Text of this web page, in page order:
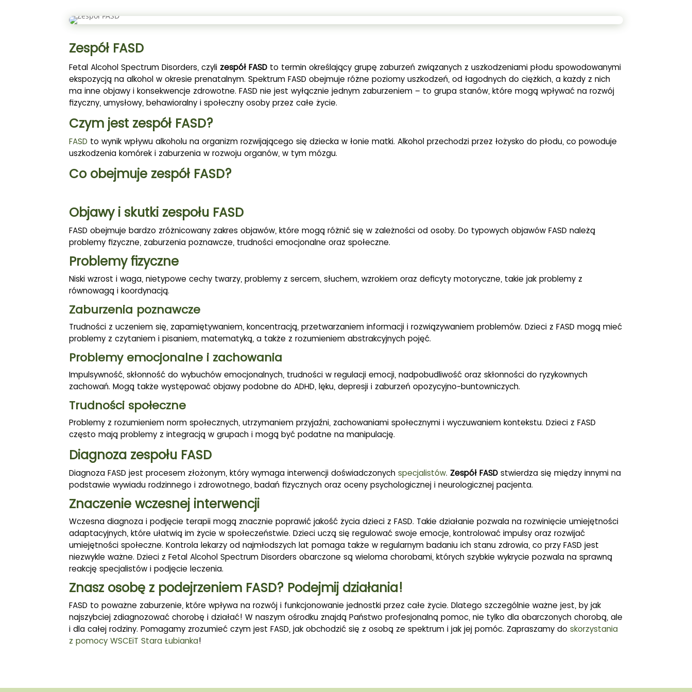
Zespół FASD
Fetal Alcohol Spectrum Disorders, czyli zespół FASD to termin określający grupę zaburzeń związanych z uszkodzeniami płodu spowodowanymi
ekspozycją na alkohol w okresie prenatalnym. Spektrum FASD obejmuje różne poziomy uszkodzeń, od łagodnych do ciężkich, a każdy z nich
ma inne objawy i konsekwencje zdrowotne. FASD nie jest wyłącznie jednym zaburzeniem – to grupa stanów, które mogą wpływać na rozwój
fizyczny, umysłowy, behawioralny i społeczny osoby przez całe życie.
Czym jest zespół FASD?
FASD to wynik wpływu alkoholu na organizm rozwijającego się dziecka w łonie matki. Alkohol przechodzi przez łożysko do płodu, co powoduje
uszkodzenia komórek i zaburzenia w rozwoju organów, w tym mózgu.
Co obejmuje zespół FASD?
Objawy i skutki zespołu FASD
FASD obejmuje bardzo zróżnicowany zakres objawów, które mogą różnić się w zależności od osoby. Do typowych objawów FASD należą
problemy fizyczne, zaburzenia poznawcze, trudności emocjonalne oraz społeczne.
Problemy fizyczne
Niski wzrost i waga, nietypowe cechy twarzy, problemy z sercem, słuchem, wzrokiem oraz deficyty motoryczne, takie jak problemy z
równowagą i koordynacją.
Zaburzenia poznawcze
Trudności z uczeniem się, zapamiętywaniem, koncentracją, przetwarzaniem informacji i rozwiązywaniem problemów. Dzieci z FASD mogą mieć
problemy z czytaniem i pisaniem, matematyką, a także z rozumieniem abstrakcyjnych pojęć.
Problemy emocjonalne i zachowania
Impulsywność, skłonność do wybuchów emocjonalnych, trudności w regulacji emocji, nadpobudliwość oraz skłonności do ryzykownych
zachowań. Mogą także występować objawy podobne do ADHD, lęku, depresji i zaburzeń opozycyjno-buntowniczych.
Trudności społeczne
Problemy z rozumieniem norm społecznych, utrzymaniem przyjaźni, zachowaniami społecznymi i wyczuwaniem kontekstu. Dzieci z FASD
często mają problemy z integracją w grupach i mogą być podatne na manipulację.
Diagnoza zespołu FASD
Diagnoza FASD jest procesem złożonym, który wymaga interwencji doświadczonychspecjalistów. Zespół FASDstwierdza się między innymi na
podstawie wywiadu rodzinnego i zdrowotnego, badań fizycznych oraz oceny psychologicznej i neurologicznej pacjenta.
Znaczenie wczesnej interwencji
Wczesna diagnoza i podjęcie terapii mogą znacznie poprawić jakość życia dzieci z FASD. Takie działanie pozwala na rozwinięcie umiejętności
adaptacyjnych, które ułatwią im życie w społeczeństwie. Dzieci uczą się regulować swoje emocje, kontrolować impulsy oraz rozwijać
umiejętności społeczne. Kontrola lekarzy od najmłodszych lat pomaga także w regularnym badaniu ich stanu zdrowia, co przy FASD jest
niezwykle ważne. Dzieci z Fetal Alcohol Spectrum Disorders obarczone są wieloma chorobami, których szybkie wykrycie pozwala na sprawną
reakcję specjalistów i podjęcie leczenia.
Znasz osobę z podejrzeniem FASD? Podejmij działania!
FASD to poważne zaburzenie, które wpływa na rozwój i funkcjonowanie jednostki przez całe życie. Dlatego szczególnie ważne jest, by jak
najszybciej zdiagnozować chorobę i działać! W naszym ośrodku znajdą Państwo profesjonalną pomoc, nie tylko dla obarczonych chorobą, ale
i dla całej rodziny. Pomagamy zrozumieć czym jest FASD, jak obchodzić się z osobą ze spektrum i jak jej pomóc. Zapraszamy doskorzystania
z pomocy WSCEiT Stara Łubianka!